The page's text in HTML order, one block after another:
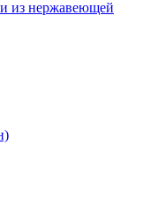
из нержавеющей